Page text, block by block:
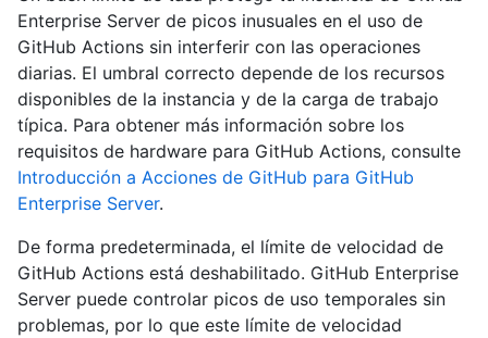
Enterprise Server de picos inusuales en el uso de
GitHub Actions sin interferir con las operaciones
diarias. El umbral correcto depende de los recursos
disponibles de la instancia y de la carga de trabajo
típica. Para obtener más información sobre los
requisitos de hardware para GitHub Actions, consulte
Introducción a Acciones de GitHub para GitHub
Enterprise Server.
De forma predeterminada, el límite de velocidad de
GitHub Actions está deshabilitado. GitHub Enterprise
Server puede controlar picos de uso temporales sin
problemas, por lo que este límite de velocidad